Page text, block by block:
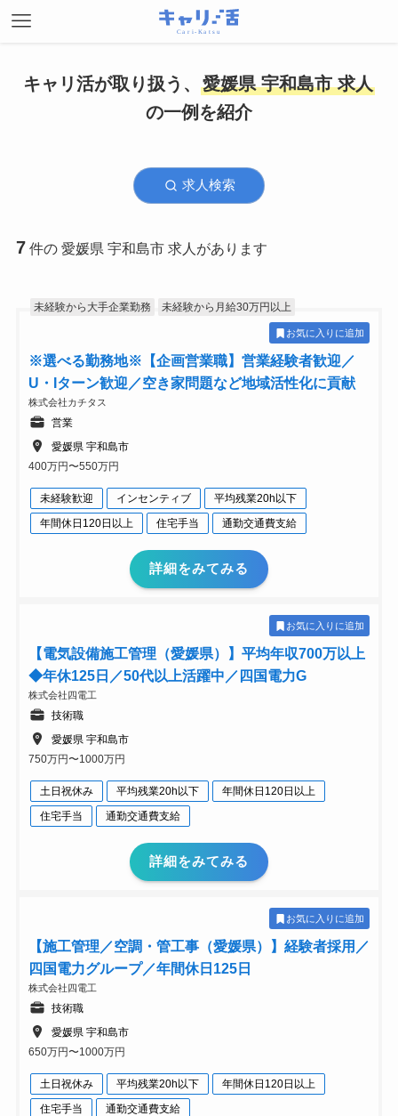
キャリ活が取り扱う、 愛媛県 宇和島市 求人
の一例を紹介
求人検索
7件の 愛媛県 宇和島市 求人があります
未経験から大手企業勤務 未経験から月給30万円以上
お気に入りに追加
※選べる勤務地※【企画営業職】営業経験者歓迎／
U・Iターン歓迎／空き家問題など地域活性化に貢献
株式会社カチタス
営業
愛媛県 宇和島市
400万円〜550万円
未経験歓迎 インセンティブ
平均残業20h以下
年間休日120日以上
住宅手当 通勤交通費支給
詳細をみてみる
お気に入りに追加
【電気設備施工管理（愛媛県）】平均年収700万以上
◆年休125日／50代以上活躍中／四国電力G
株式会社四電工
技術職
愛媛県 宇和島市
750万円〜1000万円
土日祝休み 平均残業20h以下
年間休日120日以上
住宅手当
通勤交通費支給
詳細をみてみる
お気に入りに追加
【施工管理／空調・管工事（愛媛県）】経験者採用／
四国電力グループ／年間休日125日
株式会社四電工
技術職
愛媛県 宇和島市
650万円〜1000万円
土日祝休み 平均残業20h以下
年間休日120日以上
住宅手当
通勤交通費支給